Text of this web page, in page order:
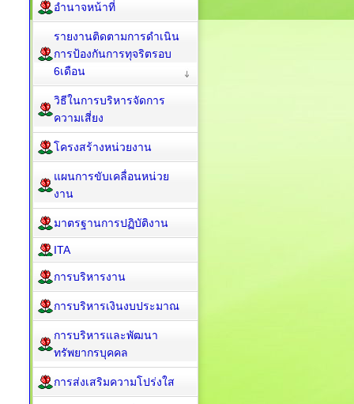
อำนาจหน้าที่
รายงานติดตามการดำเนิน
การป้องกันการทุจริตรอบ
6เดือน
วิธีในการบริหารจัดการ
ความเสี่ยง
โครงสร้างหน่วยงาน
แผนการขับเคลื่อนหน่วย
งาน
มาตรฐานการปฏิบัติงาน
ITA
การบริหารงาน
การบริหารเงินงบประมาณ
การบริหารและพัฒนา
ทรัพยากรบุคคล
การส่งเสริมความโปร่งใส